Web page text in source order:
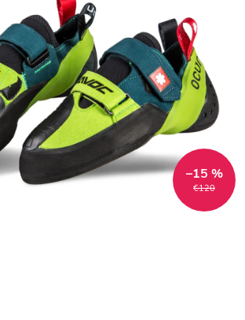
€120
–15 %